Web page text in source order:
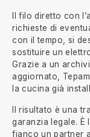
Il filo diretto con
richieste di
con il tempo, si
sostituire un
Grazie a un
aggiornato,
la cucina già
Il risultato è una
garanzia legale.
fianco un partner